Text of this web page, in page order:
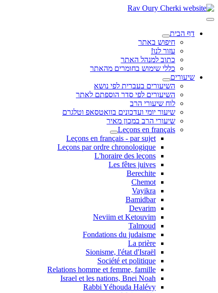
דף הבית
חיפוש באתר
עזור לנו!
כתוב למנהל האתר
כללי שימוש בחומרים מהאתר
שיעורים
השיעורים בעברית לפי נושא
השיעורים לפי סדר הוספתם לאתר
לוח שיעורי הרב
שיעור יומי ועדכונים בוואטסאפ וטלגרם
שיעורי הרב במכון מאיר
Leçons en français
Leçons en français - par sujet
Leçons par ordre chronologique
L'horaire des leçons
Les fêtes juives
Berechite
Chemot
Vayikra
Bamidbar
Devarim
Neviim et Ketouvim
Talmoud
Fondations du judaisme
La prière
Sionisme, l'état d'Israël
Société et politique
Relations homme et femme, famille
Israel et les nations, Bnei Noah
Rabbi Yéhouda Halévy